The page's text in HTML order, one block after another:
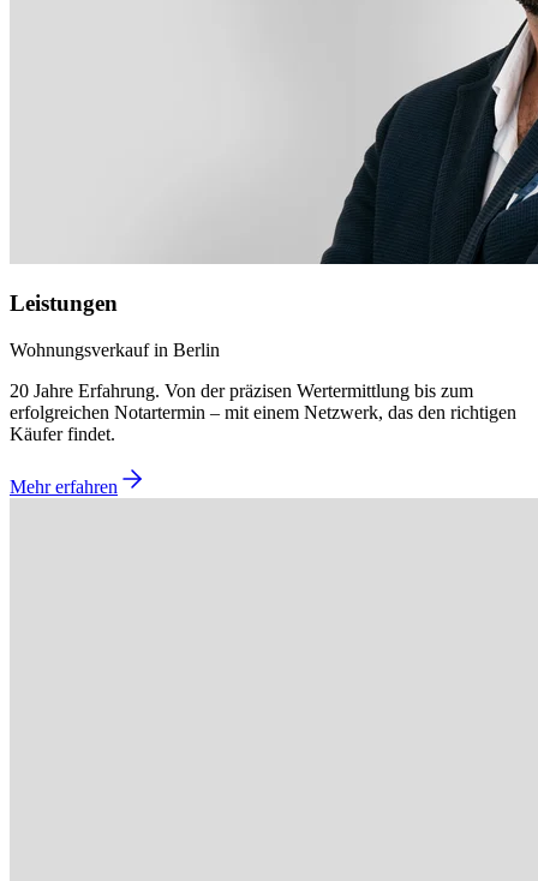
Leistungen
Wohnungsverkauf in Berlin
20 Jahre Erfahrung. Von der präzisen Wertermittlung bis zum
erfolgreichen Notartermin – mit einem Netzwerk, das den richtigen
Käufer findet.
Mehr erfahren